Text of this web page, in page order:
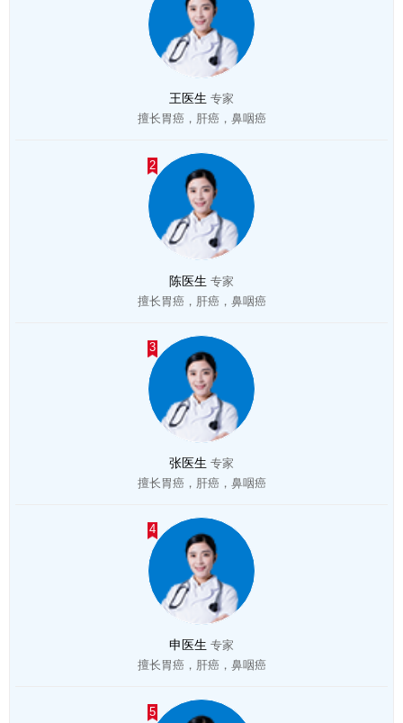
王医生 专家
擅长胃癌，肝癌，鼻咽癌
2
陈医生 专家
擅长胃癌，肝癌，鼻咽癌
3
张医生 专家
擅长胃癌，肝癌，鼻咽癌
4
申医生 专家
擅长胃癌，肝癌，鼻咽癌
5